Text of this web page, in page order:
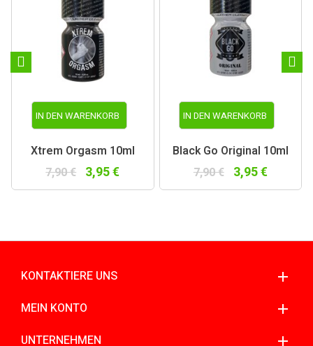
IN DEN WARENKORB
Xtrem Orgasm 10ml
7,90 € 3,95 €
IN DEN WARENKORB
Black Go Original 10ml
7,90 € 3,95 €
KONTAKTIERE UNS
MEIN KONTO
UNTERNEHMEN